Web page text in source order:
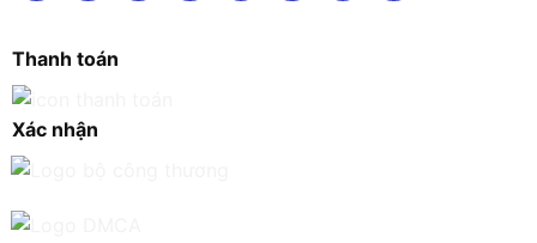
Thanh toán
Xác nhận